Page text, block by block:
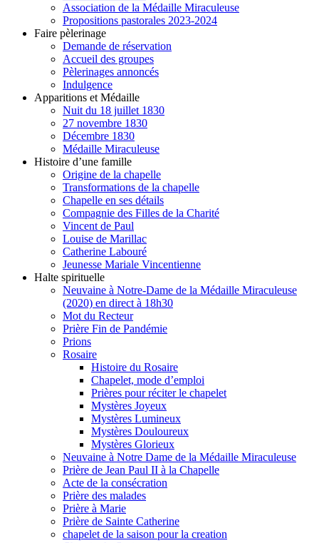
Association de la Médaille Miraculeuse
Propositions pastorales 2023-2024
Faire pèlerinage
Demande de réservation
Accueil des groupes
Pèlerinages annoncés
Indulgence
Apparitions et Médaille
Nuit du 18 juillet 1830
27 novembre 1830
Décembre 1830
Médaille Miraculeuse
Histoire d’une famille
Origine de la chapelle
Transformations de la chapelle
Chapelle en ses détails
Compagnie des Filles de la Charité
Vincent de Paul
Louise de Marillac
Catherine Labouré
Jeunesse Mariale Vincentienne
Halte spirituelle
Neuvaine à Notre-Dame de la Médaille Miraculeuse
(2020) en direct à 18h30
Mot du Recteur
Prière Fin de Pandémie
Prions
Rosaire
Histoire du Rosaire
Chapelet, mode d’emploi
Prières pour réciter le chapelet
Mystères Joyeux
Mystères Lumineux
Mystères Douloureux
Mystères Glorieux
Neuvaine à Notre Dame de la Médaille Miraculeuse
Prière de Jean Paul II à la Chapelle
Acte de la consécration
Prière des malades
Prière à Marie
Prière de Sainte Catherine
chapelet de la saison pour la creation